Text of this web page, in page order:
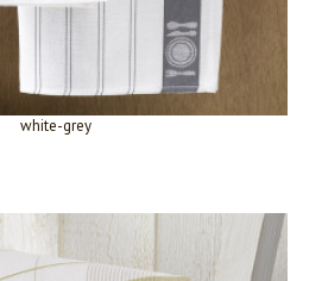
white-grey